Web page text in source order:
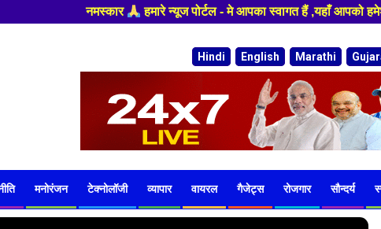
आपका स्वागत हैं ,यहाँ आपको हमेशा ताजा खबरों से रूबरू कराया जाएगा , खबर
Hindi English Marathi
मनोरंजन टेक्नोलॉजी व्यापार वायरल गैजेट्स रोजगार सौन्दर्य